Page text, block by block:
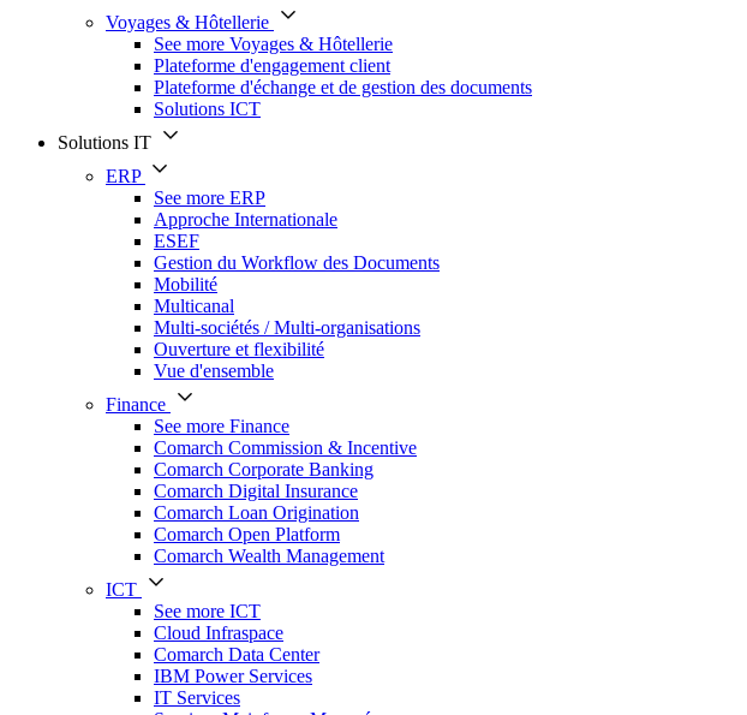
Voyages & Hôtellerie
See more Voyages & Hôtellerie
Plateforme d'engagement client
Plateforme d'échange et de gestion des documents
Solutions ICT
Solutions IT
ERP
See more ERP
Approche Internationale
ESEF
Gestion du Workflow des Documents
Mobilité
Multicanal
Multi-sociétés / Multi-organisations
Ouverture et flexibilité
Vue d'ensemble
Finance
See more Finance
Comarch Commission & Incentive
Comarch Corporate Banking
Comarch Digital Insurance
Comarch Loan Origination
Comarch Open Platform
Comarch Wealth Management
ICT
See more ICT
Cloud Infraspace
Comarch Data Center
IBM Power Services
IT Services